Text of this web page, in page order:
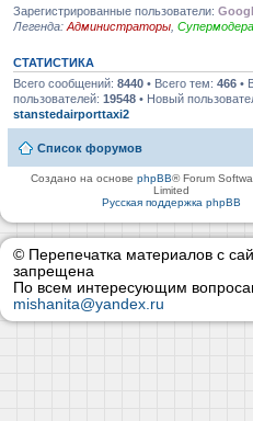
Зарегистрированные пользователи:
Легенда: Администраторы
СТАТИСТИКА
Всего сообщений: 8440 • Всего тем: 466 •
пользователей: 19548 • Новый
stanstedairporttaxi2
Список форумов
Создано на основеphpBB® Forum
Limited
Русская поддержка phpBB
© Перепечатка материалов с
запрещена
По всем интересующим
mishanita@yandex.ru